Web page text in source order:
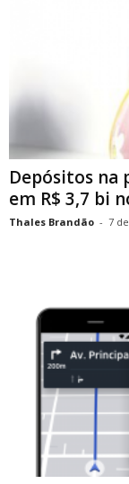
Depósitos na
em R$ 3,7 bi
Thales Brandão - 7